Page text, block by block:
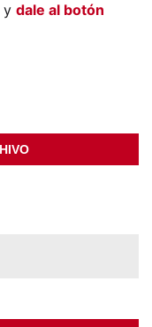
y dale al botón